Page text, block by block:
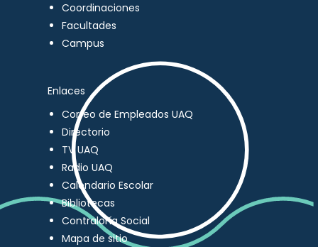
Coordinaciones
Facultades
Campus
Enlaces
Correo de Empleados UAQ
Directorio
TV UAQ
Radio UAQ
Calendario Escolar
Bibliotecas
Contraloría Social
Mapa de sitio